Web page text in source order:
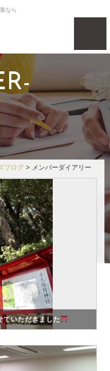
なら
ブログ> メンバーダイアリー
ていただきました